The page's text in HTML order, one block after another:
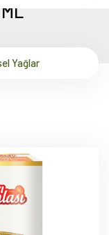
Yağlar